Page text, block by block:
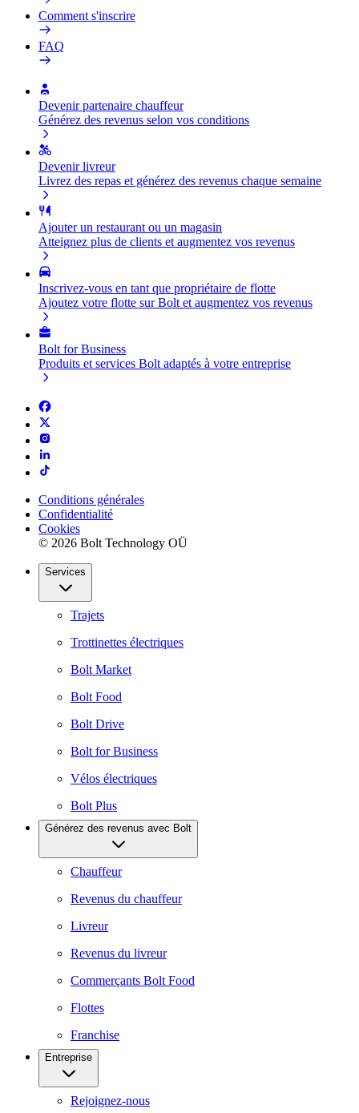
Comment s'inscrire
FAQ
Devenir partenaire chauffeur
Générez des revenus selon vos conditions
Devenir livreur
Livrez des repas et générez des revenus chaque semaine
Ajouter un restaurant ou un magasin
Atteignez plus de clients et augmentez vos revenus
Inscrivez-vous en tant que propriétaire de flotte
Ajoutez votre flotte sur Bolt et augmentez vos revenus
Bolt for Business
Produits et services Bolt adaptés à votre entreprise
Conditions générales
Confidentialité
Cookies
© 2026 Bolt Technology OÜ
Services
Trajets
Trottinettes électriques
Bolt Market
Bolt Food
Bolt Drive
Bolt for Business
Vélos électriques
Bolt Plus
Générez des revenus avec Bolt
Chauffeur
Revenus du chauffeur
Livreur
Revenus du livreur
Commerçants Bolt Food
Flottes
Franchise
Entreprise
Rejoignez-nous